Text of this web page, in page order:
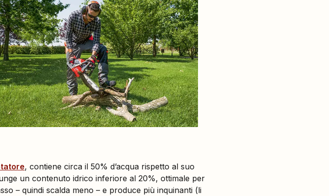
, contiene circa il 50% d’acqua rispetto al suo
un contenuto idrico inferiore al 20%, ottimale per
– quindi scalda meno – e produce più inquinanti (li